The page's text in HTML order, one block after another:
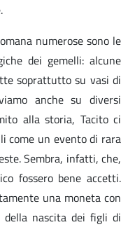
numerose sono le
dei gemelli: alcune
soprattutto su vasi di
anche su diversi
alla storia, Tacito ci
come un evento di rara
Sembra, infatti, che,
fossero bene accetti.
una moneta con
della nascita dei figli di